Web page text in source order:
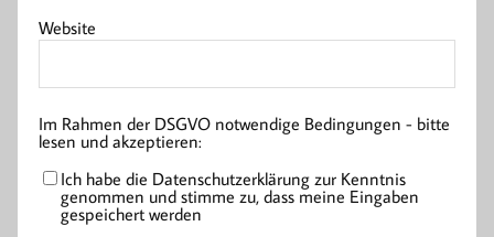
Website
Im Rahmen der DSGVO notwendige Bedingungen - bitte
lesen und akzeptieren:
Ich habe die Datenschutzerklärung zur Kenntnis
genommen und stimme zu, dass meine Eingaben
gespeichert werden